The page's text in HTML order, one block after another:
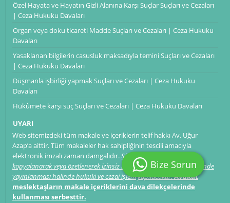
Özel Hayata ve Hayatın Gizli Alanına Karşı Suçlar Suçları ve Cezaları
| Ceza Hukuku Davaları
Organ veya doku ticareti Madde Suçları ve Cezaları | Ceza Hukuku
Davaları
Yasaklanan bilgilerin casusluk maksadıyla temini Suçları ve Cezaları
| Ceza Hukuku Davaları
Düşmanla işbirliği yapmak Suçları ve Cezaları | Ceza Hukuku
Davaları
Hükûmete karşı suç Suçları ve Cezaları | Ceza Hukuku Davaları
UYARI
Web sitemizdeki tüm makale ve içeriklerin telif hakkı Av. Uğur
Azap’a aittir. Tüm makaleler hak sahipliğinin tescili amacıyla
elektronik imzalı zaman damgalıdır.Sitemizdeki makalelerin
kopyalanarak veya özetlenerek izinsiz bir şekilde başka web sitelerinde
yayınlanması halinde hukuki ve cezai işlem yapılacaktır.Avukat
meslektaşların makale içeriklerini dava dilekçelerinde
kullanması serbesttir.
Bize Sorun